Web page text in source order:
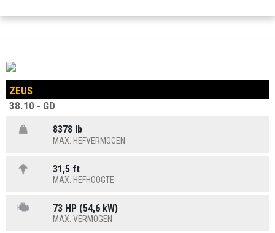
ZEUS
38.10 - GD
8378 lb
MAX. HEFVERMOGEN
31,5 ft
MAX. HEFHOOGTE
73 HP (54,6 kW)
MAX. VERMOGEN